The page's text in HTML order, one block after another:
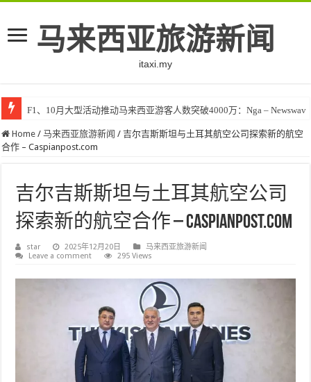
马来西亚旅游新闻
itaxi.my
F1、10月大型活动推动马来西亚游客人数突破4000万：Nga – Newswav
Home / 马来西亚旅游新闻 / 吉尔吉斯斯坦与土耳其航空公司探索新的航空
合作 – Caspianpost.com
吉尔吉斯斯坦与土耳其航空公司
探索新的航空合作 – Caspianpost.com
star 2025年12月20日
马来西亚旅游新闻
Leave a comment
295 Views